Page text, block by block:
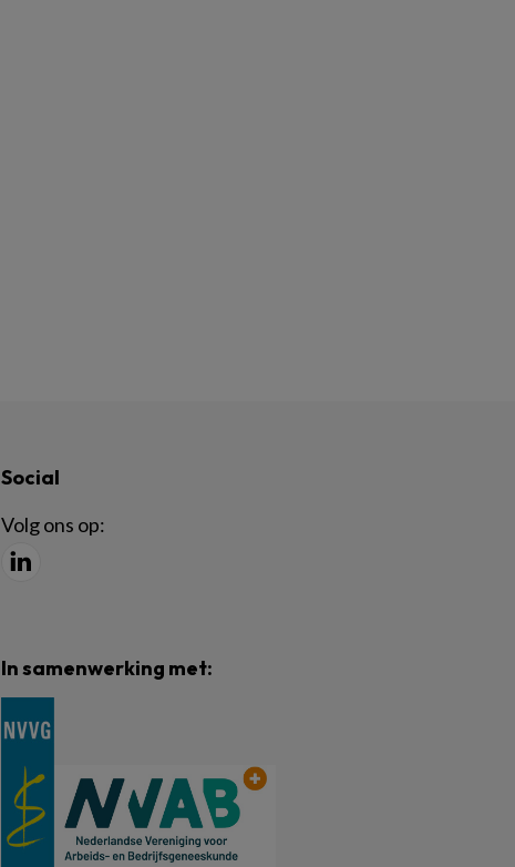
Social
Volg ons op:
In samenwerking met: